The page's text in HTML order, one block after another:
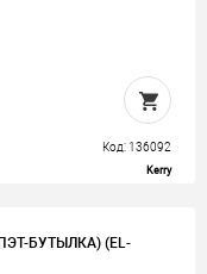
Код: 136092
Kerry
БУТЫЛКА) (EL-